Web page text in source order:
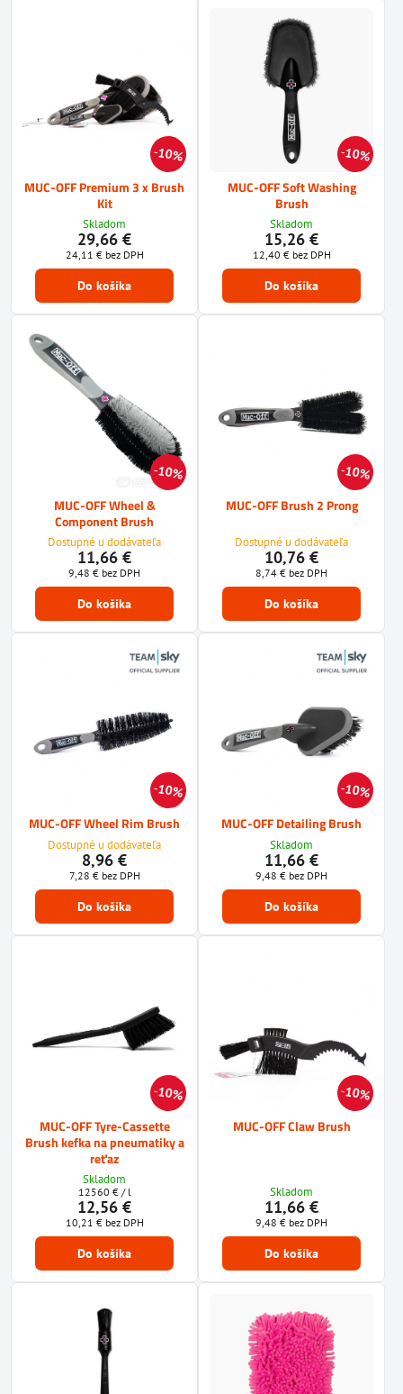
10%
MUC-OFF Premium 3 x Brush
Kit
Skladom
29,66 €
24,11 € bez DPH
Do košíka
10%
MUC-OFF Soft Washing
Brush
Skladom
15,26 €
12,40 € bez DPH
Do košíka
10%
MUC-OFF Wheel &
Component Brush
Dostupné u dodávateľa
11,66 €
9,48 € bez DPH
Do košíka
10%
MUC-OFF Brush 2 Prong
Dostupné u dodávateľa
10,76 €
8,74 € bez DPH
Do košíka
10%
MUC-OFF Wheel Rim Brush
Dostupné u dodávateľa
8,96 €
7,28 € bez DPH
Do košíka
10%
MUC-OFF Detailing Brush
Skladom
11,66 €
9,48 € bez DPH
Do košíka
10%
MUC-OFF Tyre-Cassette
Brush kefka na pneumatiky a
reťaz
Skladom
12,56 €
10,21 € bez DPH
12560 € / l
Do košíka
10%
MUC-OFF Claw Brush
Skladom
11,66 €
9,48 € bez DPH
Do košíka